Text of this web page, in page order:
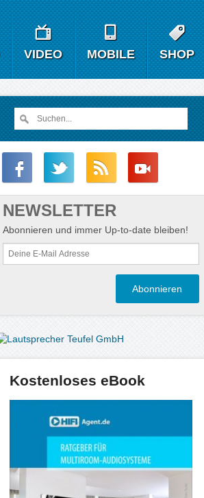
VIDEO MOBILE SHOP
NEWSLETTER
Abonnieren und immer Up-to-date bleiben!
Kostenloses eBook